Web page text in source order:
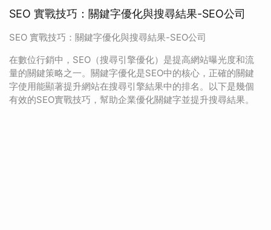
SEO 實戰技巧：關鍵字優化與搜尋結果-SEO公司
SEO 實戰技巧：關鍵字優化與搜尋結果-SEO公司
在數位行銷中，SEO（搜尋引擎優化）是提高網站曝光度和流
量的關鍵策略之一。關鍵字優化是SEO中的核心，正確的關鍵
字使用能顯著提升網站在搜尋引擎結果中的排名。以下是幾個
有效的SEO實戰技巧，幫助企業優化關鍵字並提升搜尋結果。